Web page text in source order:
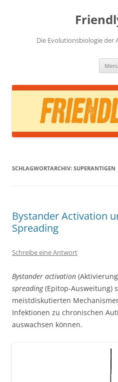
Die Evolutionsbiologie
SCHLAGWORTARCHIV: SUPERANTIGEN
Bystander Activation
Spreading
Schreibe eine Antwort
Bystander activation
spreading(Epitop-Ausweitung)
meistdiskutierten
Infektionen zu chronischen
auswachsen können.